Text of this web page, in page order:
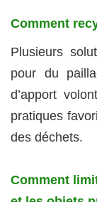
Comment
Plusieurs
pour du
d’apport
pratiques
des déchets.
Comment